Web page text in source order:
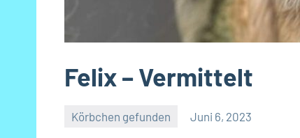
Felix – Vermittelt
Körbchen gefunden Juni 6, 2023